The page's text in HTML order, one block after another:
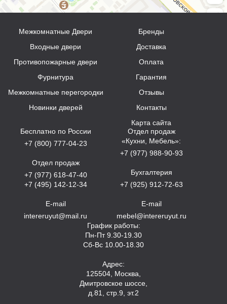
Межкомнатные Двери
Входные двери
Противопожарные двери
Фурнитура
Межкомнатные перегородки
Новинки дверей
Бренды
Доставка
Оплата
Гарантия
Отзывы
Контакты
Карта сайта
Бесплатно по России
+7 (800) 777-04-23
Отдел продаж
+7 (977) 618-47-40
+7 (495) 142-12-34
E-mail
intereruyut@mail.ru
Отдел продаж
«Кухни, Мебель»:
+7 (977) 988-90-93
Бухгалтерия
+7 (925) 912-72-63
E-mail
mebel@intereruyut.ru
График работы:
Пн-Пт 9.30-19.30
Сб-Вс 10.00-18.30
Адрес:
125504, Москва,
Дмитровское шоссе,
д.81, стр.9, эт.2